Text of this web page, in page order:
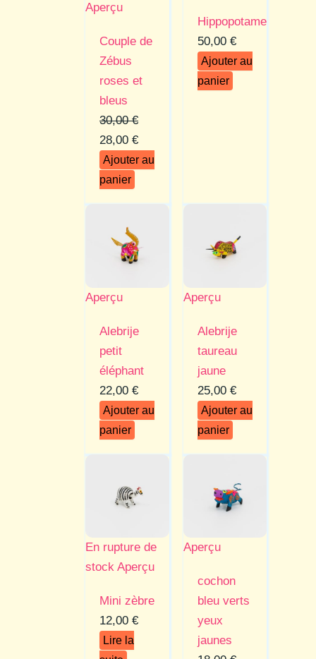
Aperçu
Couple de
Zébus
roses et
bleus
30,00€
Le
prix
initial
28,00 €Le
prix
Ajouter au
panier
Hippopotame
50,00 €
Ajouter au
panier
Aperçu
Alebrije
petit
éléphant
22,00 €
Ajouter au
panier
Aperçu
Alebrije
taureau
jaune
25,00 €
Ajouter au
panier
En rupture de
stock Aperçu
Mini zèbre
12,00 €
Lire la
Aperçu
cochon
bleu verts
yeux
jaunes